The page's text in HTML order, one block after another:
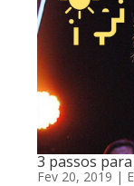
3 passos
Fev 20, 2019 |